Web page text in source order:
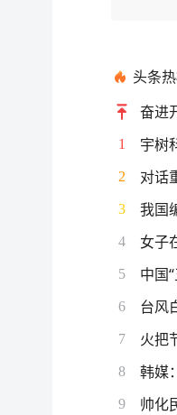
头条
奋进
1 宇树
2 对话
3 我国
4 女子
5 中国
6 台风
7 火把
8
9 帅化